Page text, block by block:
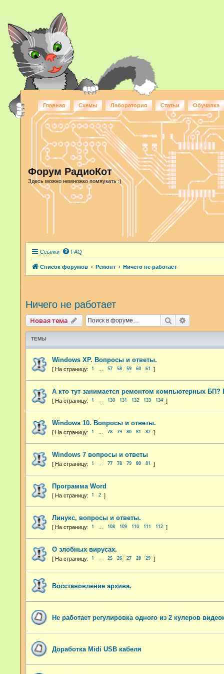
Главная Схемы Лаборатория Статьи Обучалка
Форум РадиоКот
Здесь можно немножко помяукать :)
Ссылки FAQ
Список форумов Ремонт Ничего не работает
Ничего не работает
Новая тема Поиск
ТЕМЫ
Windows XP. Вопросы и ответы.
1 57 58 59 60 61
А кто тут занимается ремонтом компьютерных БП?
1 130 131 132 133 134
Windows 10. Вопросы и ответы.
1 78 79 80 81 82
Windows 7 вопросы и ответы
1 77 78 79 80 81
Программа Word
1 2
Линукс, вопросы и ответы.
1 108 109 110 111 112
О злобных вирусах.
1 25 26 27 28 29
Восстановление архива.
Не работает регулировка одного из 2 кулеров
Доработка Midi USB кабеля